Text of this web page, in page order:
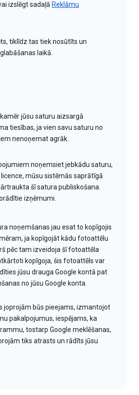
izslēgt sadaļā Reklāmu
tiklīdz tas tiek nosūtīts un
laikā.
jūsu saturu aizsargā
tiesības, ja vien savu saturu no
nenoņemat agrāk.
noņemsiet jebkādu saturu,
mūsu sistēmās saprātīgā
šī satura publiskošana.
izņēmumi.
noņemšanas jau esat to kopīgojis
ja kopīgojāt kādu fotoattēlu
pēc tam izveidoja šī fotoattēla
kopīgoja, šis fotoattēls var
jūsu drauga Google kontā pat
no jūsu Google konta.
joprojām būs pieejams, izmantojot
pakalpojumus, iespējams, ka
tostarp Google meklēšanas,
tiks atrasts un rādīts jūsu